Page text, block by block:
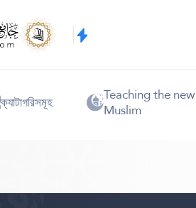
ক্যাটাগরিসমূহ Teaching the new
Muslim